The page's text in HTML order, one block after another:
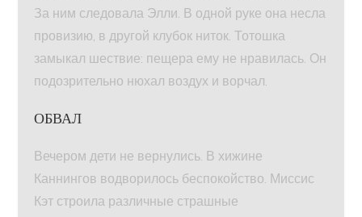
За ним следовала Элли. В одной руке она несла
провизию, в другой клубок ниток. Тотошка
замыкал шествие: пещера ему не нравилась. Он
подозрительно нюхал воздух и ворчал.
ОБВАЛ
Вечером дети не вернулись. В хижине
Каннингов водворилось беспокойство. Миссис
Кэт строила различные страшные